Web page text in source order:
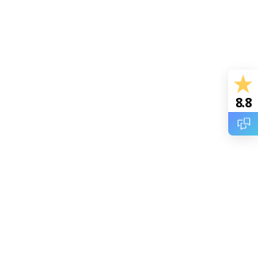
8.8